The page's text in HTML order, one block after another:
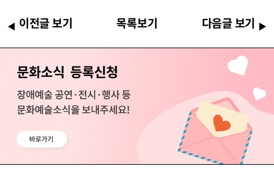
이전글 보기 목록보기 다음글 보기